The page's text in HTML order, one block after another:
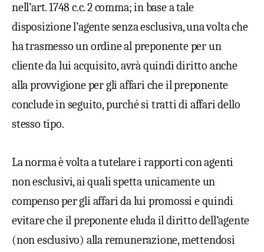
nell’art. 1748 c.c. 2 comma; in base a tale
disposizione l’agente senza esclusiva, una volta che
ha trasmesso un ordine al preponente per un
cliente da lui acquisito, avrà quindi diritto anche
alla provvigione per gli affari che il preponente
conclude in seguito, purché si tratti di affari dello
stesso tipo.
La norma è volta a tutelare i rapporti con agenti
non esclusivi, ai quali spetta unicamente un
compenso per gli affari da lui promossi e quindi
evitare che il preponente eluda il diritto dell’agente
(non esclusivo) alla remunerazione, mettendosi